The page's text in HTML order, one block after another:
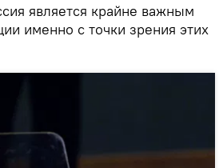
является крайне важным
именно с точки зрения этих